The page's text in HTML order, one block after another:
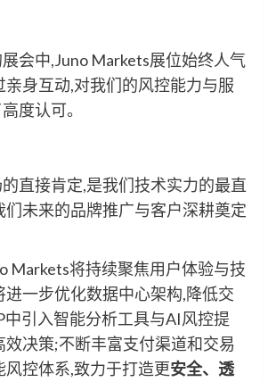
会中,Juno Markets展位始终人气
亲身互动,对我们的风控能力与服
度认可。
直接肯定,是我们技术实力的最直
们未来的品牌推广与客户深耕奠定
Markets将持续聚焦用户体验与技
进一步优化数据中心架构,降低交
中引入智能分析工具与AI风控提
效决策;不断丰富支付渠道和交易
风控体系,致力于打造更安全、透